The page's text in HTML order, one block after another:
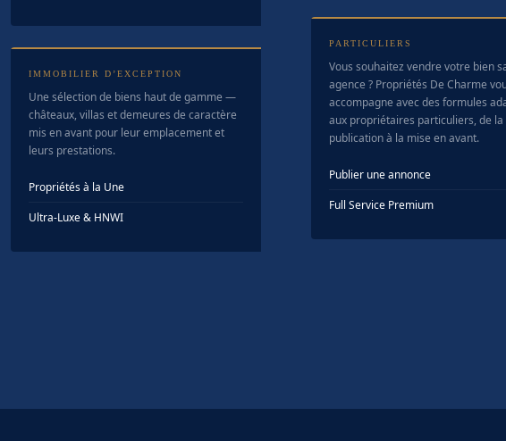
IMMOBILIER D’EXCEPTION
Une sélection de biens haut de gamme —
châteaux, villas et demeures de caractère
mis en avant pour leur emplacement et
leurs prestations.
Propriétés à la Une
Ultra-Luxe & HNWI
PARTICULIERS
Vous souhaitez vendre votre bien
agence ? Propriétés De Charme
accompagne avec des formules
aux propriétaires particuliers, de la
publication à la mise en avant.
Publier une annonce
Full Service Premium